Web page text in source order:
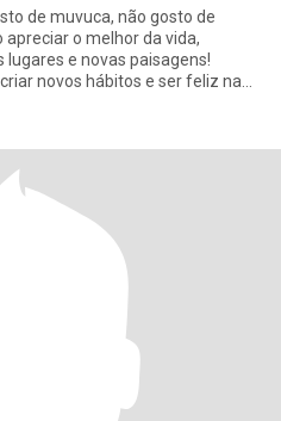
de muvuca, não gosto de
apreciar o melhor da vida,
lugares e novas paisagens!
novos hábitos e ser feliz na